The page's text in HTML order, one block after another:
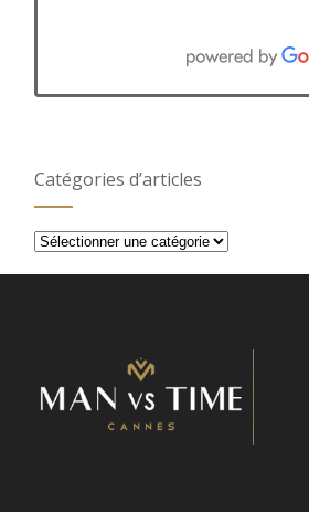
Catégories d’articles
Catégories